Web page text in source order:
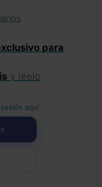
para
y léelo
aquí .